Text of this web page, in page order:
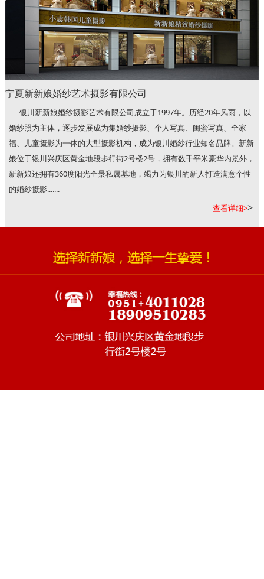
宁夏新新娘婚纱艺术摄影有限公司
银川新新娘婚纱摄影艺术有限公司成立于1997年。历经20年风雨，以
婚纱照为主体，逐步发展成为集婚纱摄影、个人写真、闺蜜写真、全家
福、儿童摄影为一体的大型摄影机构，成为银川婚纱行业知名品牌。新新
娘位于银川兴庆区黄金地段步行街2号楼2号，拥有数千平米豪华内景外，
新新娘还拥有360度阳光全景私属基地，竭力为银川的新人打造满意个性
的婚纱摄影.......
查看详细>>